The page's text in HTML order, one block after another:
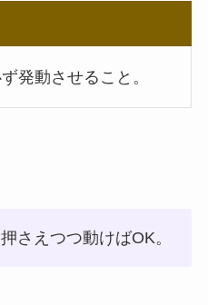
発動させること。
さえつつ動けばOK。